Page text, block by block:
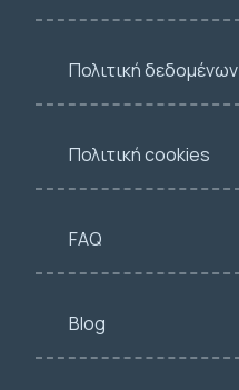
Πολιτική δεδομένων
Πολιτική cookies
FAQ
Blog